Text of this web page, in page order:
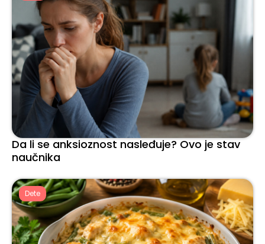
Da li se anksioznost nasleđuje? Ovo je stav
naučnika
Dete